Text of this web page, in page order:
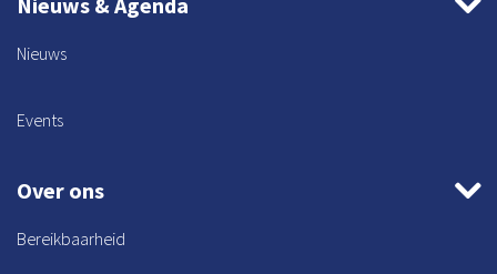
Nieuws
Events
Over ons
Bereikbaarheid